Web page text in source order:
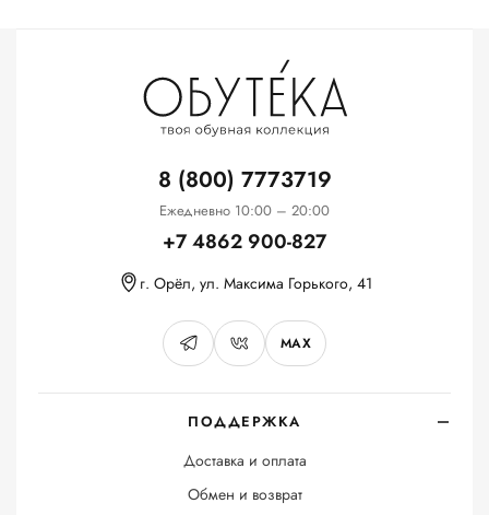
ПОДДЕРЖКА
Доставка и оплата
Обмен и возврат
8 (800) 7773719
Ежедневно 10:00 – 20:00
+7 4862 900-827
г. Орёл, ул. Максима Горького, 41
MAX